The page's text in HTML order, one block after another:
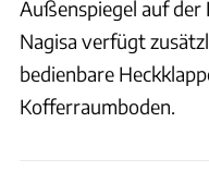
Außenspiegel auf der
Nagisa verfügt
bedienbare
Kofferraumboden.